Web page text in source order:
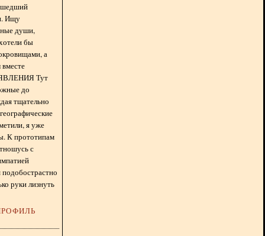
Ищу
души,
бы
а
Тут
до
тщательно
я уже
К прототипам
с
подобострастно
руки лизнуть